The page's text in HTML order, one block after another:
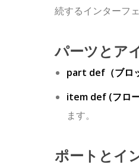
続するインターフ
パーツとア
part def （ブ
item def (フロ
ます。
ポートとイ